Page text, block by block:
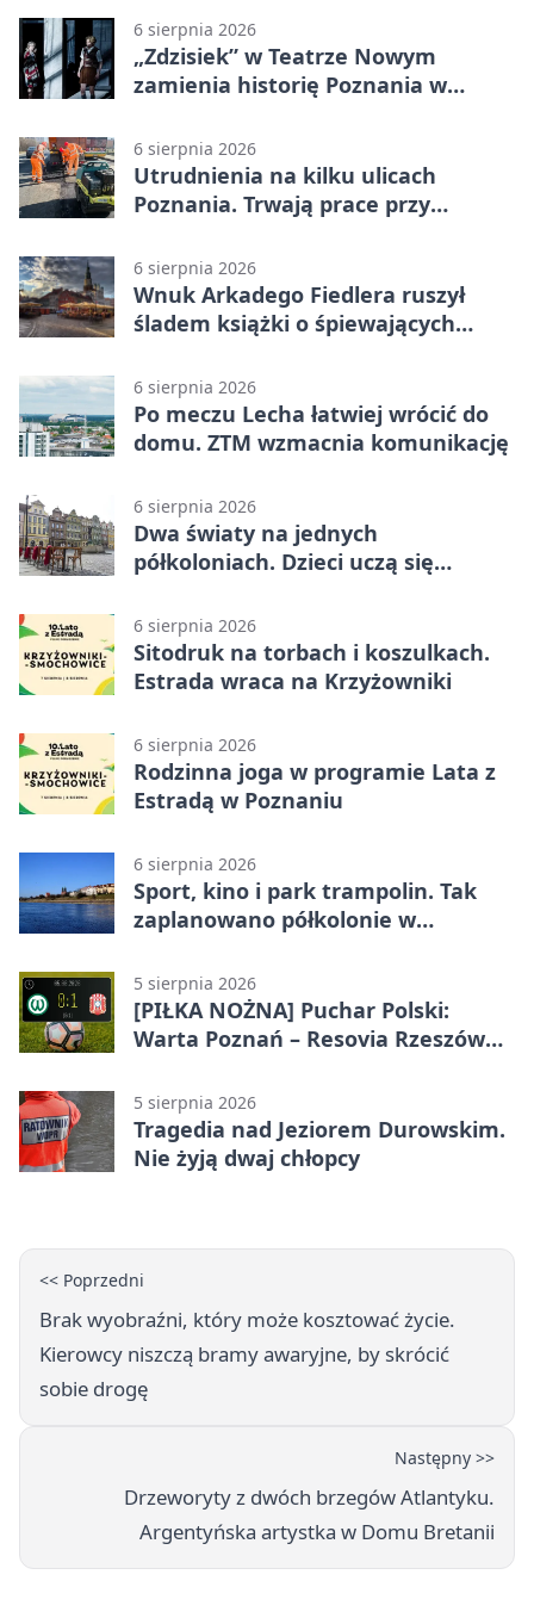
6 sierpnia 2026
„Zdzisiek” w Teatrze Nowym
zamienia historię Poznania w
6 sierpnia 2026
Utrudnienia na kilku ulicach
Poznania. Trwają prace przy
6 sierpnia 2026
Wnuk Arkadego Fiedlera ruszył
śladem książki o śpiewających
6 sierpnia 2026
Po meczu Lecha łatwiej wrócić do
domu. ZTM wzmacnia komunikację
6 sierpnia 2026
Dwa światy na jednych
półkoloniach. Dzieci uczą się
6 sierpnia 2026
Sitodruk na torbach i koszulkach.
Estrada wraca na Krzyżowniki
6 sierpnia 2026
Rodzinna joga w programie Lata z
Estradą w Poznaniu
6 sierpnia 2026
Sport, kino i park trampolin. Tak
zaplanowano półkolonie w
5 sierpnia 2026
[PIŁKA NOŻNA] Puchar Polski:
Warta Poznań – Resovia Rzeszów
gospodarzy
5 sierpnia 2026
Tragedia nad Jeziorem Durowskim.
Nie żyją dwaj chłopcy
<< Poprzedni
Brak wyobraźni, który może kosztować życie.
Kierowcy niszczą bramy awaryjne, by skrócić
sobie drogę
Następny >>
Drzeworyty z dwóch brzegów Atlantyku.
Argentyńska artystka w Domu Bretanii